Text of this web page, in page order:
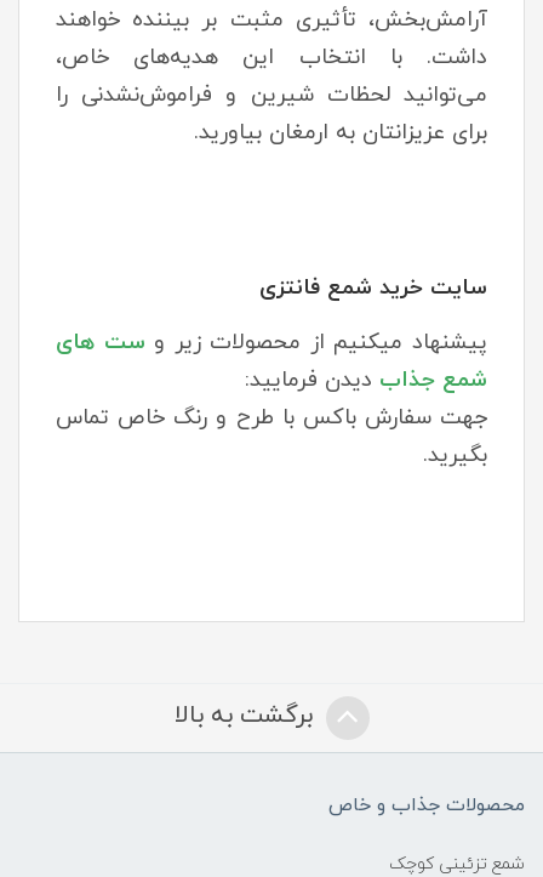
آرامش‌بخش، تأثیری مثبت بر بیننده خواهند
داشت. با انتخاب این هدیه‌های خاص،
می‌توانید لحظات شیرین و فراموش‌نشدنی را
برای عزیزانتان به ارمغان بیاورید.
سایت خرید شمع فانتزی
پیشنهاد میکنیم از محصولات زیر و ست های
شمع جذاب دیدن فرمایید:
جهت سفارش باکس با طرح و رنگ خاص تماس
بگیرید.
برگشت به بالا
محصولات جذاب و خاص
شمع تزئینی کوچک